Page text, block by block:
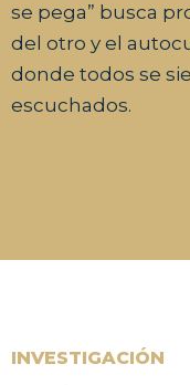
se pega” busca
del otro y el
donde todos se
escuchados.
INVESTIGACIÓN